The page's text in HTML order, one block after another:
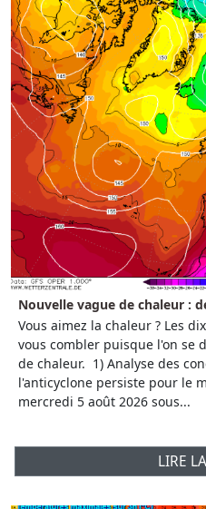
Nouvelle vague de chaleur :
Vous aimez la chaleur ? Les
vous combler puisque l'on se
de chaleur. 1) Analyse des
l'anticyclone persiste pour le
mercredi 5 août 2026 sous...
LIRE